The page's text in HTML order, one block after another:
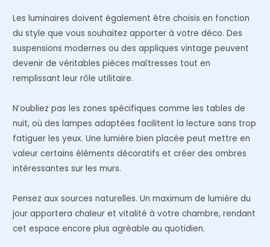
Les luminaires doivent également être choisis en fonction
du style que vous souhaitez apporter à votre déco. Des
suspensions modernes ou des appliques vintage peuvent
devenir de véritables pièces maîtresses tout en
remplissant leur rôle utilitaire.
N’oubliez pas les zones spécifiques comme les tables de
nuit, où des lampes adaptées facilitent la lecture sans trop
fatiguer les yeux. Une lumière bien placée peut mettre en
valeur certains éléments décoratifs et créer des ombres
intéressantes sur les murs.
Pensez aux sources naturelles. Un maximum de lumière du
jour apportera chaleur et vitalité à votre chambre, rendant
cet espace encore plus agréable au quotidien.